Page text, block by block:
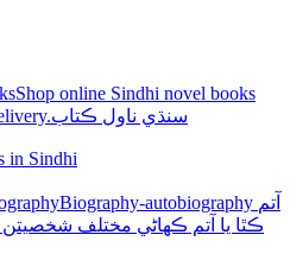
Shop online Sindhi novel books
through cash on delivery.سنڌي ناول ڪتاب
in Sindhi
Biography-autobiography آتم
ڪٿا يا آتم ڪھاڻي مختلف